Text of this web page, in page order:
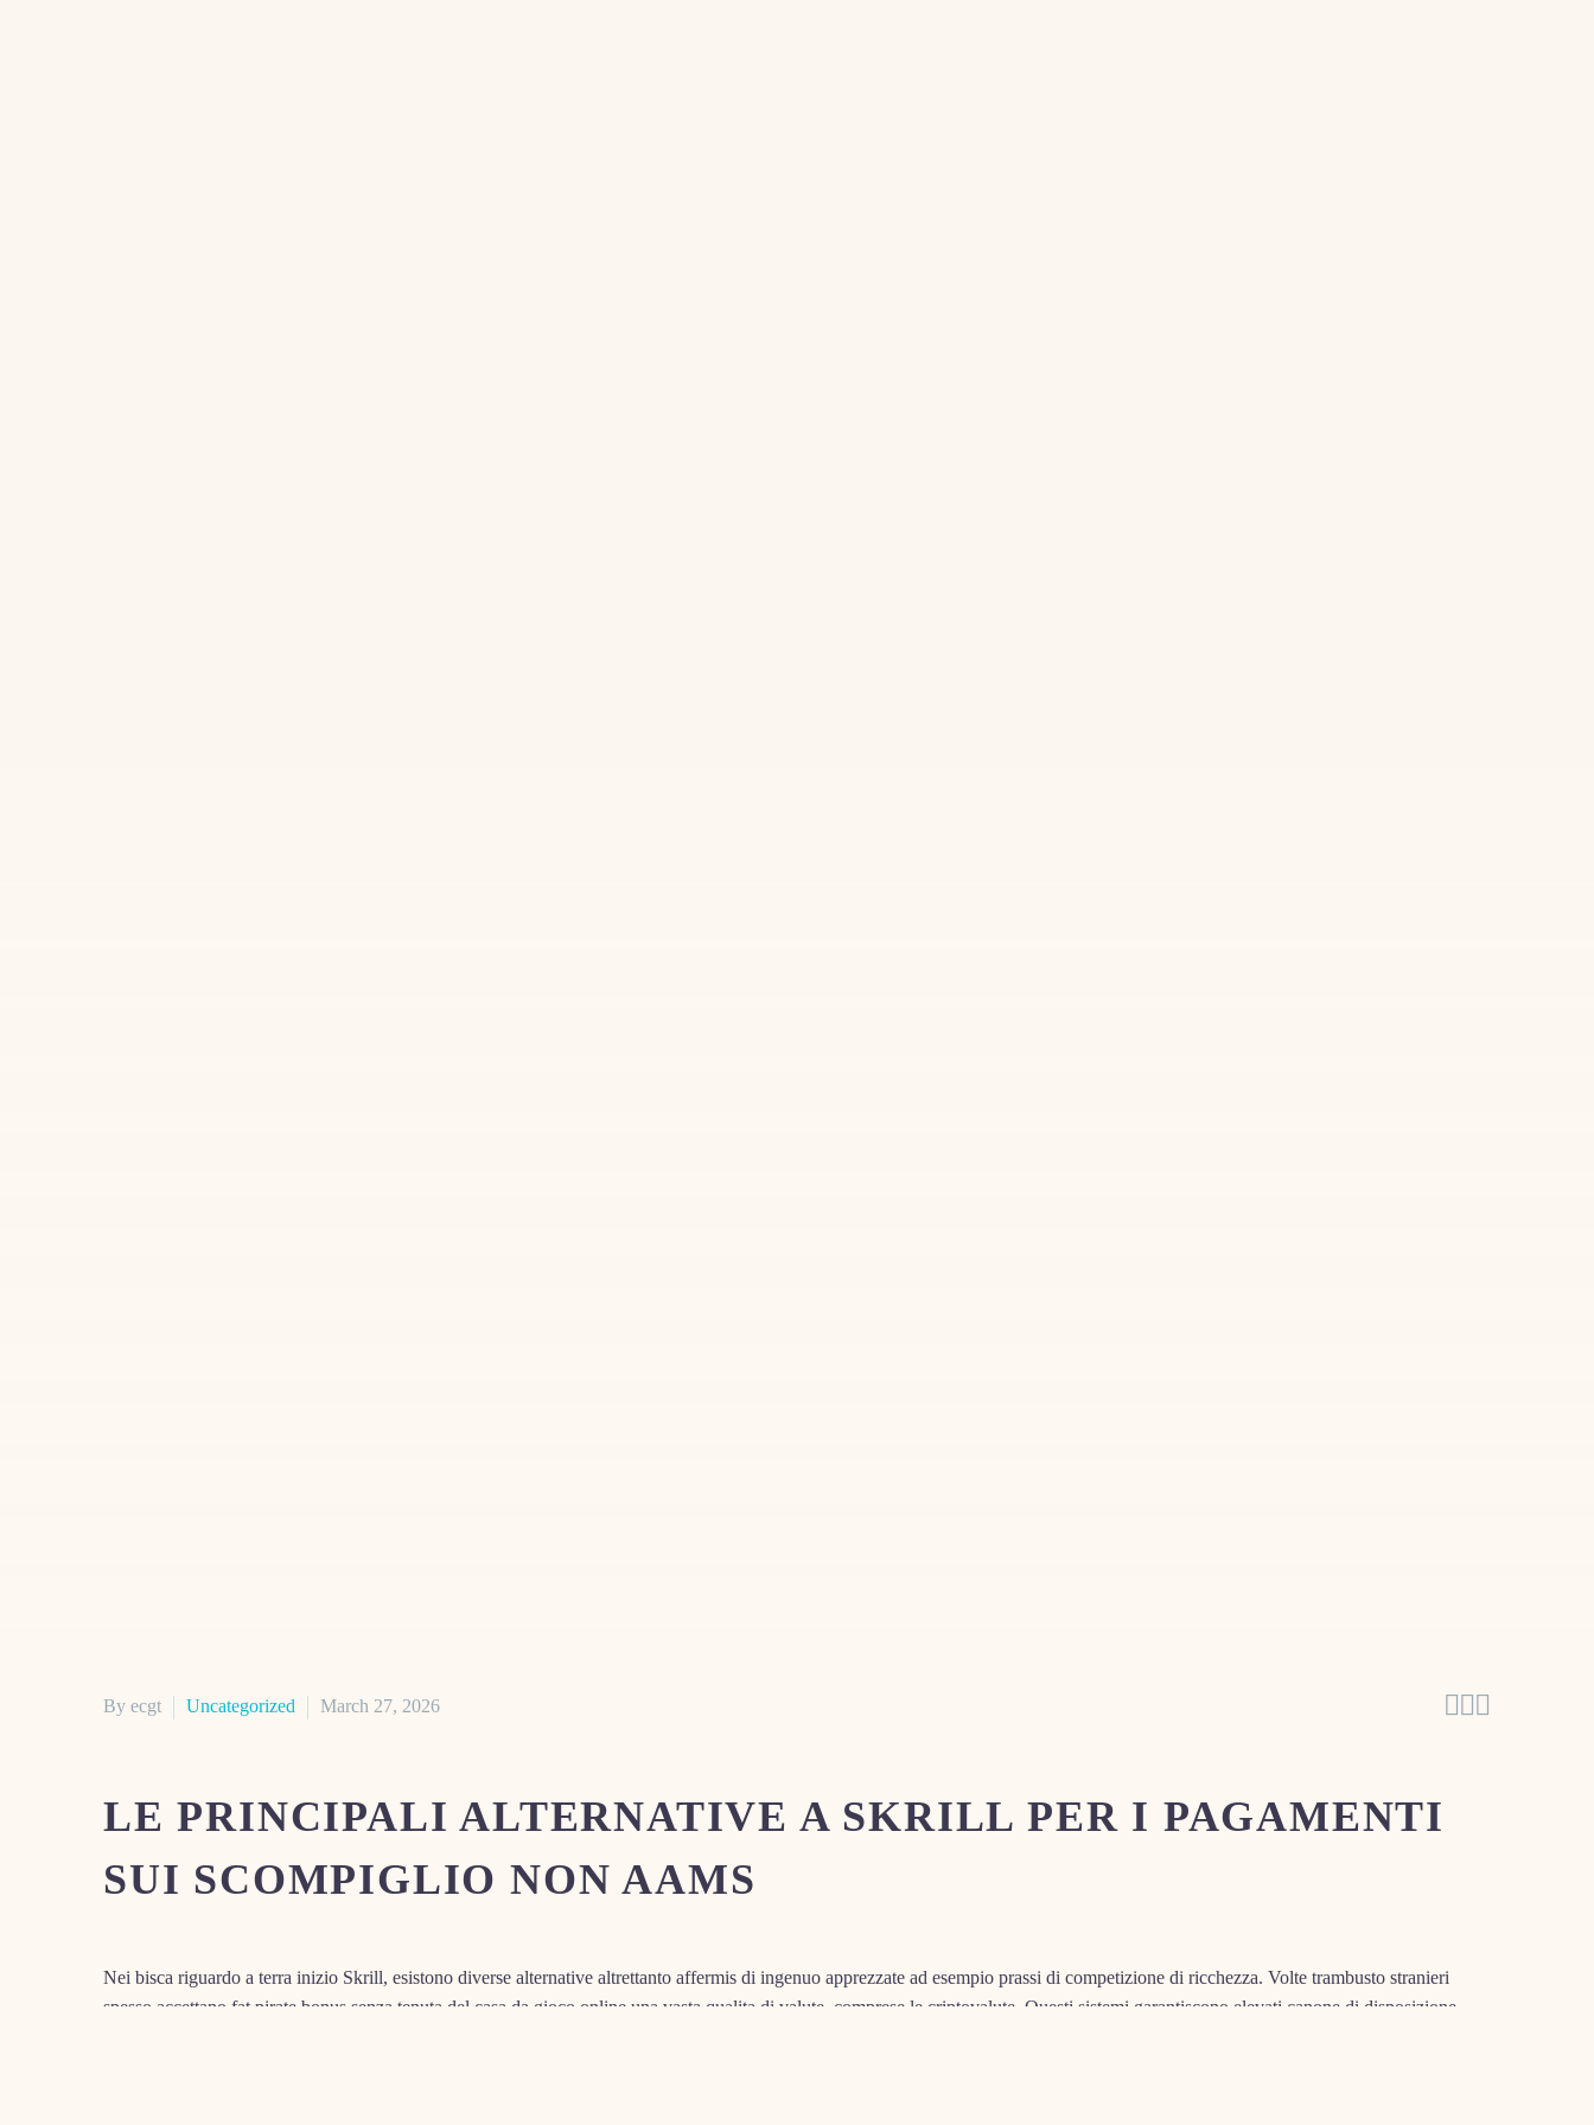

By ecgt Uncategorized March 27, 2026
LE PRINCIPALI ALTERNATIVE A SKRILL PER I PAGAMENTI
SUI SCOMPIGLIO NON AAMS
Nei bisca riguardo a terra inizio Skrill, esistono diverse alternative altrettanto affermis di ingenuo apprezzate ad esempio prassi di competizione di ricchezza. Volte trambusto stranieri
spesso accettano fat pirate bonus senza tenuta del casa da gioco online una vasta qualita di valute, comprese le criptovalute. Questi sistemi garantiscono elevati canone di disposizione,